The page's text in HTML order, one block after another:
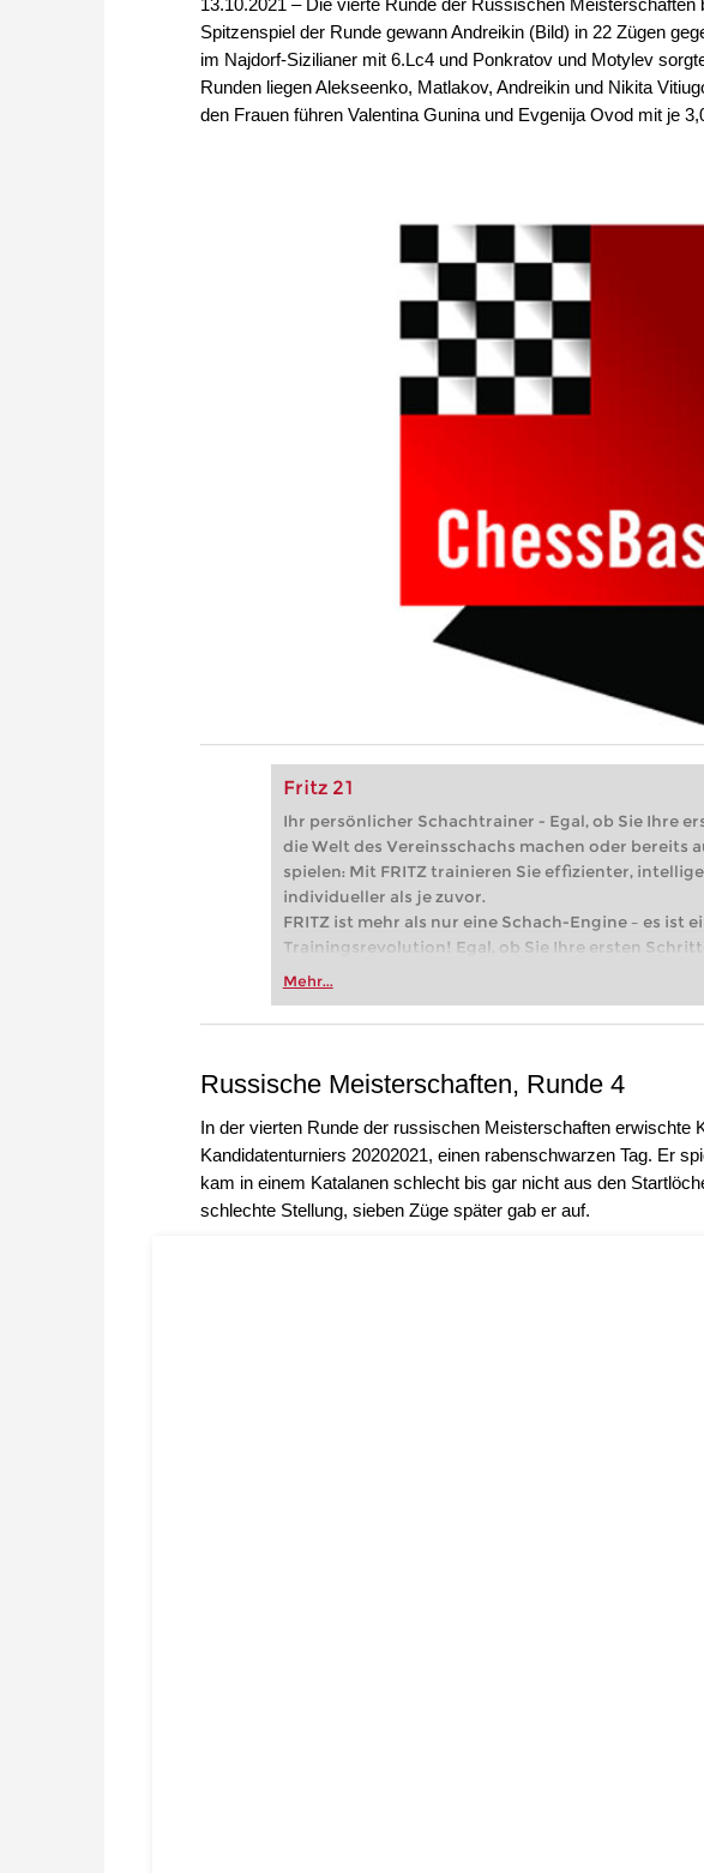
Spitzenspiel der Runde gewann Andreikin (Bild) in 22 Zügen
im Najdorf-Sizilianer mit 6.Lc4 und Ponkratov und Motylev
Runden liegen Alekseenko, Matlakov, Andreikin und Nikita
den Frauen führen Valentina Gunina und Evgenija Ovod mit je
Fritz 21
Ihr persönlicher Schachtrainer - Egal, ob Sie Ihre
die Welt des Vereinsschachs machen oder bereits
spielen: Mit FRITZ trainieren Sie effizienter,
individueller als je zuvor.
FRITZ ist mehr als nur eine Schach-Engine – es ist
Trainingsrevolution! Egal, ob Sie Ihre ersten
Vereinsschachs machen oder bereits auf
zuvor.
Mehr...
Russische Meisterschaften, Runde 4
In der vierten Runde der russischen Meisterschaften erwischte
Kandidatenturniers 20202021, einen rabenschwarzen Tag. Er
kam in einem Katalanen schlecht bis gar nicht aus den
schlechte Stellung, sieben Züge später gab er auf.